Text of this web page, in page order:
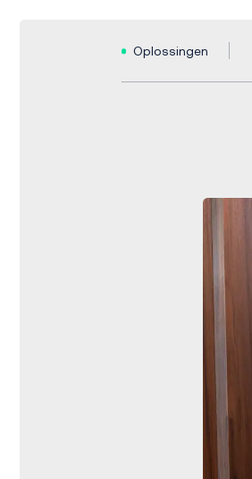
Oplossingen